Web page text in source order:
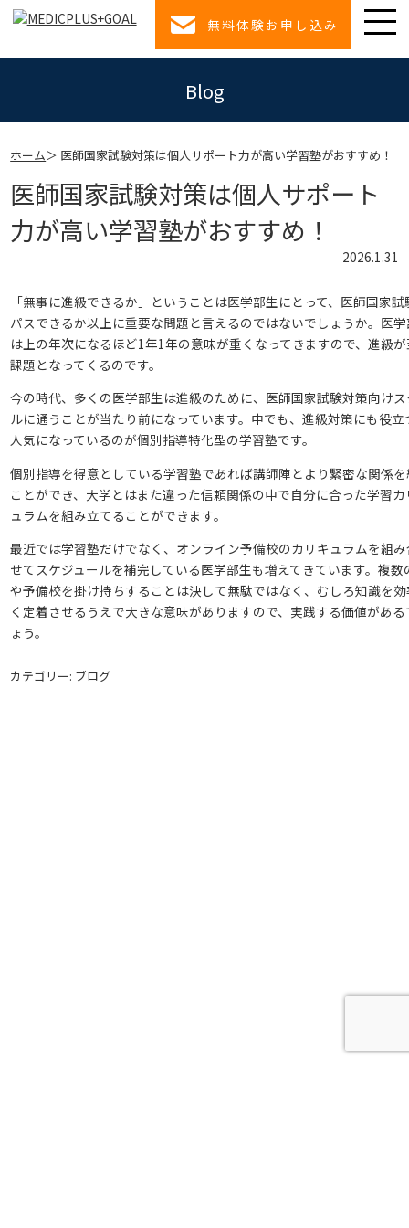
無料体験お申し込み
Blog
ホーム 医師国家試験対策は個人サポート力が高い学習塾がおすすめ！
医師国家試験対策は個人サポート
力が高い学習塾がおすすめ！
2026.1.31
「無事に進級できるか」ということは医学部生にとって、医師国家試
パスできるか以上に重要な問題と言えるのではないでしょうか。医
は上の年次になるほど1年1年の意味が重くなってきますので、進級
課題となってくるのです。
今の時代、多くの医学部生は進級のために、医師国家試験対策向け
ルに通うことが当たり前になっています。中でも、進級対策にも役立
人気になっているのが個別指導特化型の学習塾です。
個別指導を得意としている学習塾であれば講師陣とより緊密な関係
ことができ、大学とはまた違った信頼関係の中で自分に合った学習
ュラムを組み立てることができます。
最近では学習塾だけでなく、オンライン予備校のカリキュラムを組
せてスケジュールを補完している医学部生も増えてきています。複数
や予備校を掛け持ちすることは決して無駄ではなく、むしろ知識を
く定着させるうえで大きな意味がありますので、実践する価値があ
ょう。
カテゴリー: ブログ